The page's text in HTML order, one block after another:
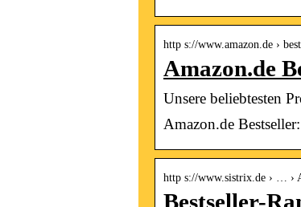
http s://www.amazon.de ›
Amazon.de
Unsere beliebtesten
Amazon.de
http s://www.sistrix.de › … ›
Bestseller-